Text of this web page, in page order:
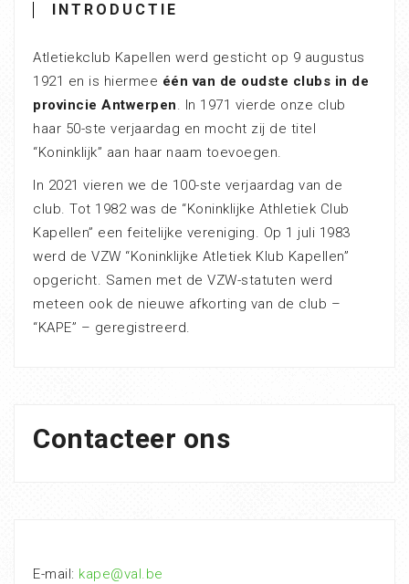
INTRODUCTIE
Atletiekclub Kapellen werd gesticht op 9 augustus
1921 en is hiermee één van de oudste clubs in de
provincie Antwerpen. In 1971 vierde onze club
haar 50-ste verjaardag en mocht zij de titel
“Koninklijk” aan haar naam toevoegen.
In 2021 vieren we de 100-ste verjaardag van de
club. Tot 1982 was de “Koninklijke Athletiek Club
Kapellen” een feitelijke vereniging. Op 1 juli 1983
werd de VZW “Koninklijke Atletiek Klub Kapellen”
opgericht. Samen met de VZW-statuten werd
meteen ook de nieuwe afkorting van de club –
“KAPE” – geregistreerd.
Contacteer ons
E-mail: kape@val.be